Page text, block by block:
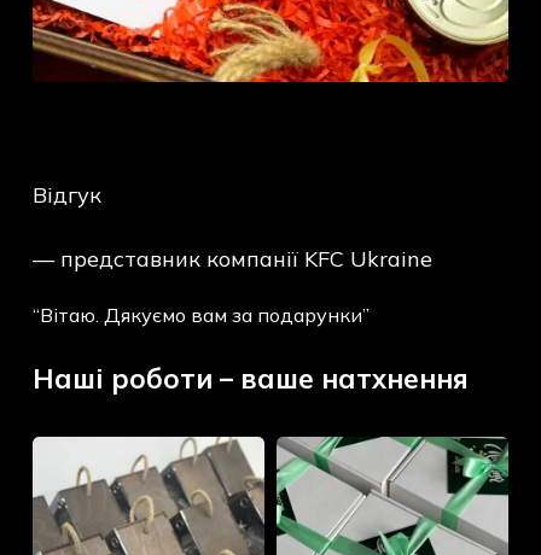
Відгук
— представник компанії KFC Ukraine
“Вітаю. Дякуємо вам за подарунки”
Наші роботи – ваше натхнення
Подарунковий
набір
“Будиночок
для
Food
Box
для
Incode